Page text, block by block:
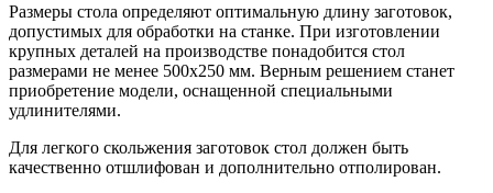
Размеры стола определяют оптимальную длину заготовок,
допустимых для обработки на станке. При изготовлении
крупных деталей на производстве понадобится стол
размерами не менее 500х250 мм. Верным решением станет
приобретение модели, оснащенной специальными
удлинителями.
Для легкого скольжения заготовок стол должен быть
качественно отшлифован и дополнительно отполирован.